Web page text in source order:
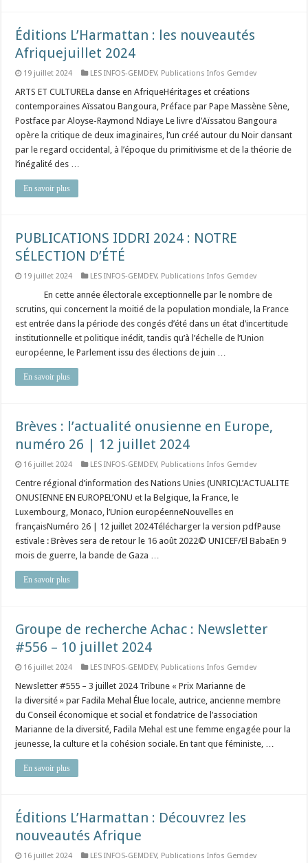
Éditions L’Harmattan : les nouveautés
Afrique​juillet 2024
19 juillet 2024 LES INFOS-GEMDEV, Publications Infos Gemdev
ARTS ET CULTURELa danse en AfriqueHéritages et créations
contemporaines Aïssatou Bangoura, Préface par Pape Massène Sène,
Postface par Aloyse-Raymond Ndiaye Le livre d’Aïssatou Bangoura
opère la critique de deux imaginaires, l’un créé autour du Noir dansant
par le regard occidental, à l’époque du primitivisme et de la théorie de
l’inégalité des …
En savoir plus
PUBLICATIONS IDDRI 2024 : NOTRE
SÉLECTION D’ÉTÉ
19 juillet 2024 LES INFOS-GEMDEV, Publications Infos Gemdev
⠀ ⠀ ⠀ En cette année électorale exceptionnelle par le nombre de
scrutins, qui concernent la moitié de la population mondiale, la France
est entrée dans la période des congés d’été dans un état d’incertitude
institutionnelle et politique inédit, tandis qu’à l’échelle de l’Union
européenne, le Parlement issu des élections de juin …
En savoir plus
Brèves : l’actualité onusienne en Europe,
numéro 26 | 12 juillet 2024
16 juillet 2024 LES INFOS-GEMDEV, Publications Infos Gemdev
Centre régional d’information des Nations Unies (UNRIC)L’ACTUALITE
ONUSIENNE EN EUROPEL’ONU et la Belgique, la France, le
Luxembourg, Monaco, l’Union européenneNouvelles en
françaisNuméro 26 | 12 juillet 2024Télécharger la version pdfPause
estivale : Brèves sera de retour le 16 août 2022© UNICEF/El BabaEn 9
mois de guerre, la bande de Gaza …
En savoir plus
Groupe de recherche Achac : Newsletter
#556 – 10 juillet 2024
16 juillet 2024 LES INFOS-GEMDEV, Publications Infos Gemdev
Newsletter #555 – 3 juillet 2024 Tribune « Prix Marianne de
la diversité » par Fadila Mehal Élue locale, autrice, ancienne membre
du Conseil économique et social et fondatrice de l’association
Marianne de la diversité, Fadila Mehal est une femme engagée pour la
jeunesse, la culture et la cohésion sociale. En tant que féministe, …
En savoir plus
Éditions L’Harmattan : Découvrez les
nouveautés Afrique​
16 juillet 2024 LES INFOS-GEMDEV, Publications Infos Gemdev